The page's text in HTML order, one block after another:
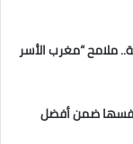
ملامح “مغرب الأسر
نفسها ضمن أفضل